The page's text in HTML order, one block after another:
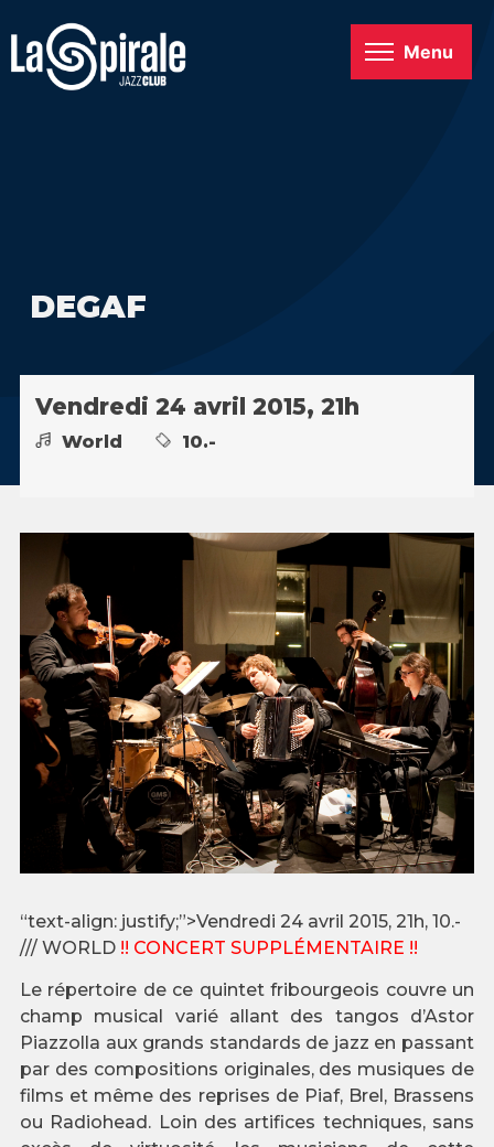
Menu
DEGAF
Vendredi 24 avril 2015, 21h
World 10.-
“text-align: justify;”>Vendredi 24 avril 2015, 21h, 10.-
/// WORLD !! CONCERT SUPPLÉMENTAIRE !!
Le répertoire de ce quintet fribourgeois couvre un
champ musical varié allant des tangos d’Astor
Piazzolla aux grands standards de jazz en passant
par des compositions originales, des musiques de
films et même des reprises de Piaf, Brel, Brassens
ou Radiohead. Loin des artifices techniques, sans